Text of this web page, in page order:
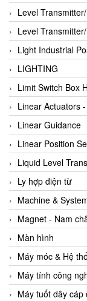
Atrax
Auma
Autec
Auto Flow
Automatic valve
Aventics
Avproglobal
Axiomtek
AZBIL
B&C Electronics
B&R
Babcok wilcox
Baelz Automatic
Bahr
Balluff
BamBo Vietnam
Level
Level
Light Industrial
LIGHTING
Limit Switch Box
Linear Actuators
Linear Guidance
Linear Position
Liquid Level
Ly hợp điện từ
Machine &
Magnet - Nam
Màn hình
Máy móc & Hệ
Máy tính công
Máy tuốt dây cáp